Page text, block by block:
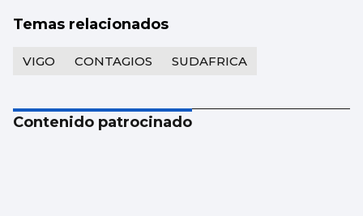
Temas relacionados
VIGO CONTAGIOS SUDAFRICA
Contenido patrocinado